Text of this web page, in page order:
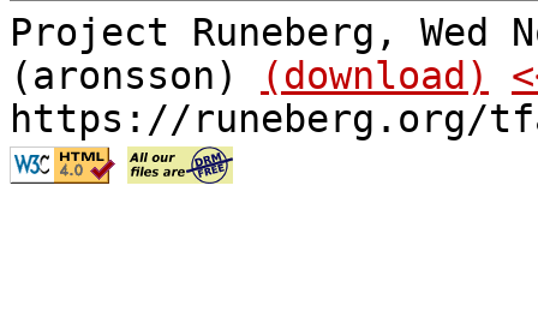
Project Runeberg, Wed
(aronsson)
(download)
https://runeberg.org/